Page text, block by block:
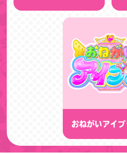
おねがいアイプ